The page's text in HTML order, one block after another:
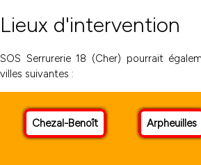
Lieux d'intervention
SOS Serrurerie 18 (Cher) pourrait
villes suivantes :
Chezal-Benoît Arpheuilles